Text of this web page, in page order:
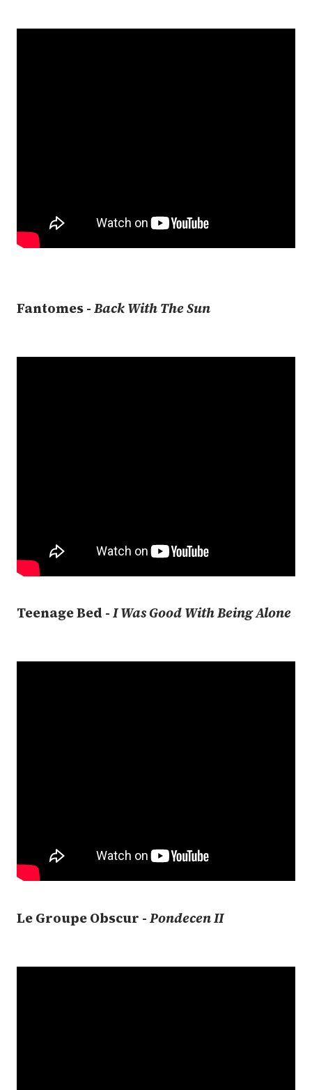
Fantomes -Back With The Sun
Teenage Bed -I Was Good With Being Alone
Le Groupe Obscur -Pondecen II